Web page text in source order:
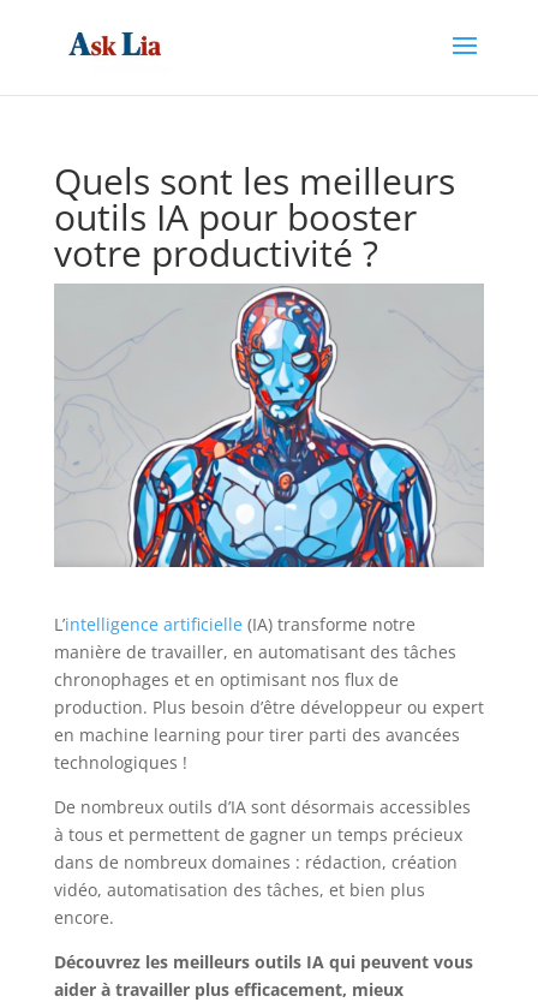
Quels sont les meilleurs
outils IA pour booster
votre productivité ?
L’intelligence artificielle(IA) transforme notre
manière de travailler, en automatisant des tâches
chronophages et en optimisant nos flux de
production. Plus besoin d’être développeur ou expert
en machine learning pour tirer parti des avancées
technologiques !
De nombreux outils d’IA sont désormais accessibles
à tous et permettent de gagner un temps précieux
dans de nombreux domaines : rédaction, création
vidéo, automatisation des tâches, et bien plus
encore.
Découvrez les meilleurs outils IA qui peuvent vous
aider à travailler plus efficacement, mieux